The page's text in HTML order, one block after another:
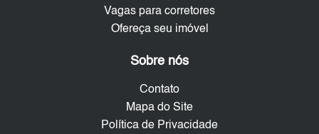
Vagas para corretores
Ofereça seu imóvel
Sobre nós
Contato
Mapa do Site
Política de Privacidade